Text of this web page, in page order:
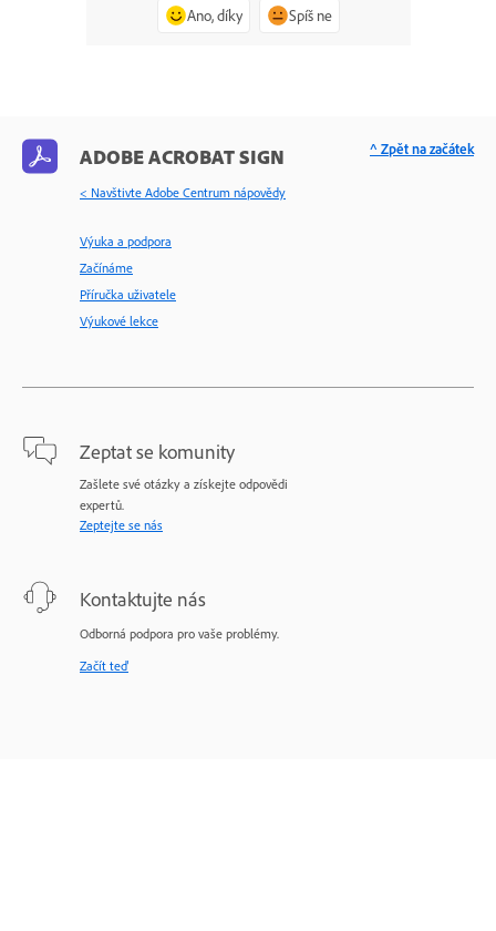
Ano, díky Spíš ne
ADOBE ACROBAT SIGN
< Navštivte Adobe Centrum nápovědy
Výuka a podpora
Začínáme
Příručka uživatele
Výukové lekce
Zeptat se komunity
Zašlete své otázky a získejte odpovědi
expertů.
Zeptejte se nás
Kontaktujte nás
Odborná podpora pro vaše problémy.
Začít teď
^ Zpět na začátek